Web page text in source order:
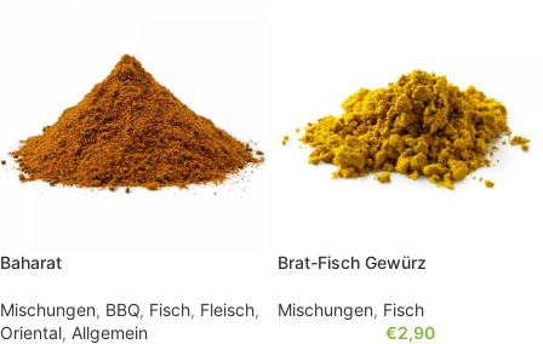
Baharat
Mischungen, BBQ, Fisch, Fleisch,
Oriental, Allgemein
Brat-Fisch Gewürz
Mischungen, Fisch
€2,90